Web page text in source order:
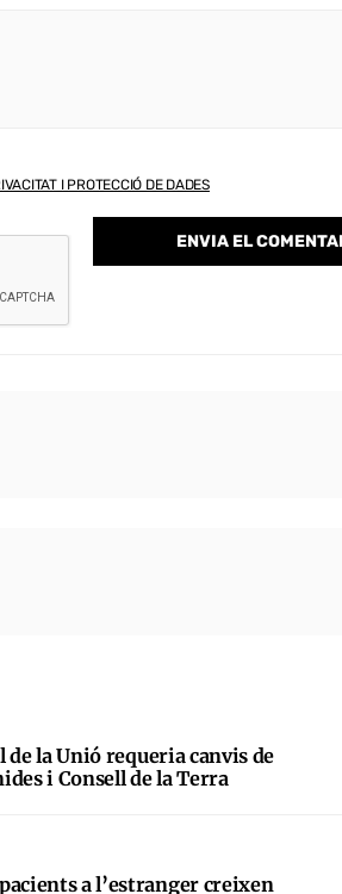
I PROTECCIÓ DE DADES
de la Unió requeria canvis de
i Consell de la Terra
a l’estranger creixen